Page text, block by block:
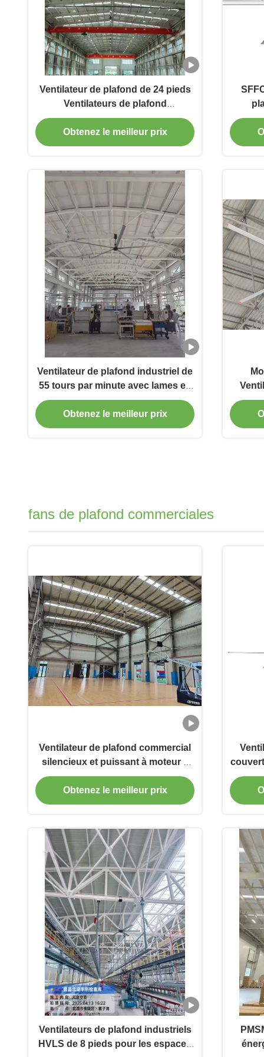
Ventilateur de plafond de 24 pieds
Ventilateurs de plafond
commerciaux de grande taille
Circulation d'air optimale
Obtenez le meilleur prix
Ventilateur de plafond industriel de
55 tours par minute avec lames en
alliage d'aluminium de qualité
aérospatiale
Obtenez le meilleur prix
fans de plafond commerciales
Ventilateur de plafond commercial
silencieux et puissant à moteur à
aimant permanent
Obtenez le meilleur prix
Ventilateurs de plafond industriels
HVLS de 8 pieds pour les espaces